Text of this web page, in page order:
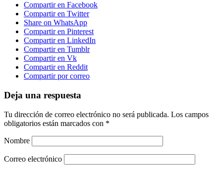
Compartir en Facebook
Compartir en Twitter
Share on WhatsApp
Compartir en Pinterest
Compartir en LinkedIn
Compartir en Tumblr
Compartir en Vk
Compartir en Reddit
Compartir por correo
Deja una respuesta
Tu dirección de correo electrónico no será publicada. Los campos
obligatorios están marcados con *
Nombre
Correo electrónico